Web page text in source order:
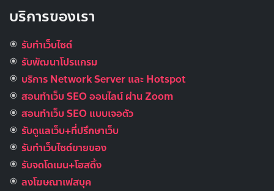
บริการของเรา
รับทำเว็บไซต์
รับพัฒนาโปรแกรม
บริการ Network Server และ Hotspot
สอนทำเว็บ SEO ออนไลน์ ผ่าน Zoom
สอนทำเว็บ SEO แบบเจอตัว
รับดูแลเว็บ+ที่ปรึกษาเว็บ
รับทําเว็บไซต์ขายของ
รับจดโดเมน+โฮสติ้ง
ลงโฆษณาเฟสบุค